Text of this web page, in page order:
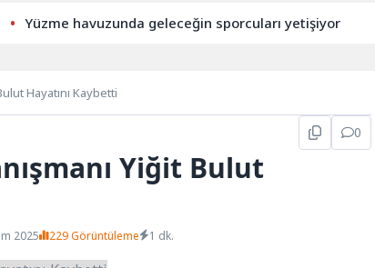
Yüzme havuzunda geleceğin sporcuları yetişiyor
Hayatını Kaybetti
0
Yiğit Bulut
2025 229 Görüntüleme 1 dk.